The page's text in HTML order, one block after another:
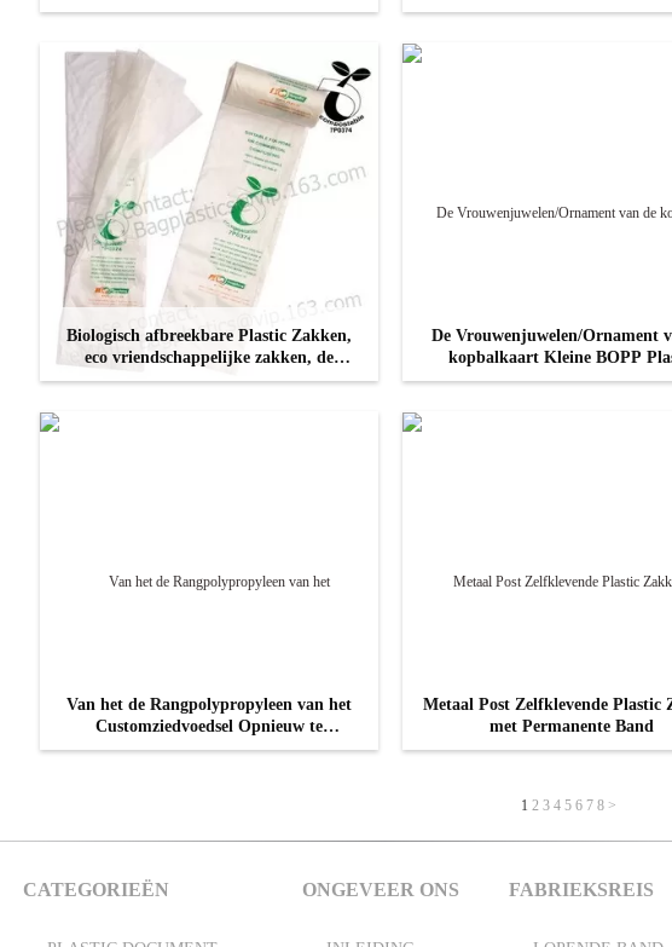
Markeerstift
Biologisch afbreekbare Plastic Zakken,
eco vriendschappelijke zakken, de
zakken van de Afvalverwijdering,
De Vrouwenjuwelen/Ornament
kopbalkaart Kleine BOPP
BagsFor
Van het de Rangpolypropyleen van het
Customziedvoedsel Opnieuw te
gebruiken de Snackzakken met
Metaal Post Zelfklevende Plastic
met Permanente Band
1 2 3 4 5 6 7 8 >
CATEGORIEËN ONGEVEER ONS FABRIEKSREIS